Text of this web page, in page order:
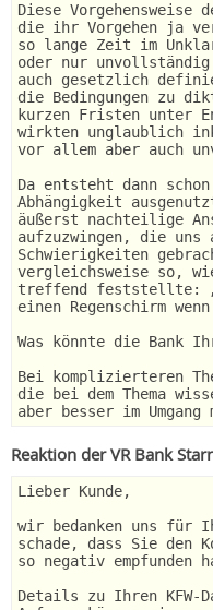
Diese
die ihr Vorgehen ja
so lange Zeit im
oder nur unvollständig
auch gesetzlich
die Bedingungen zu
kurzen Fristen unter
wirkten unglaublich
vor allem aber auch
Da entsteht dann
Abhängigkeit
äußerst nachteilige
aufzuzwingen, die
Schwierigkeiten
vergleichsweise so,
treffend feststellte:
einen Regenschirm
Was könnte die Bank
Bei komplizierteren
die bei dem Thema
aber besser im
Reaktion der VR Bank
Lieber Kunde,
wir bedanken uns für
schade, dass Sie den
so negativ empfunden
Details zu Ihren KFW-